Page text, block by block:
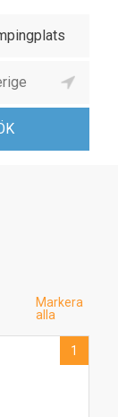
Markera
alla
1